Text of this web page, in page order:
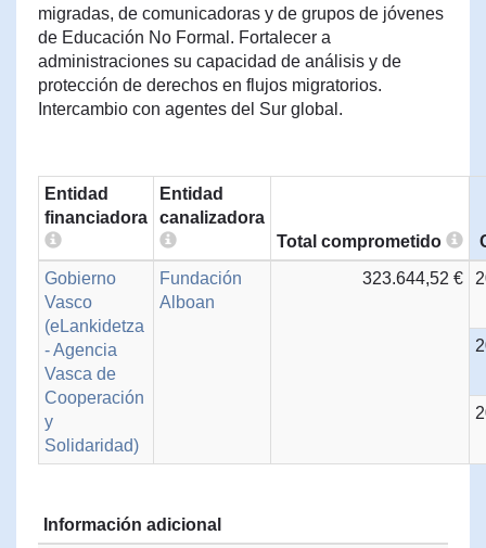
migradas, de comunicadoras y de grupos de jóvenes
de Educación No Formal. Fortalecer a
administraciones su capacidad de análisis y de
protección de derechos en flujos migratorios.
Intercambio con agentes del Sur global.
Entidad
financiadora
Entidad
canalizadora
Total comprometido
Gobierno
Vasco
(eLankidetza
- Agencia
Vasca de
Cooperación
y
Solidaridad)
Fundación
Alboan
323.644,52 €
Información adicional